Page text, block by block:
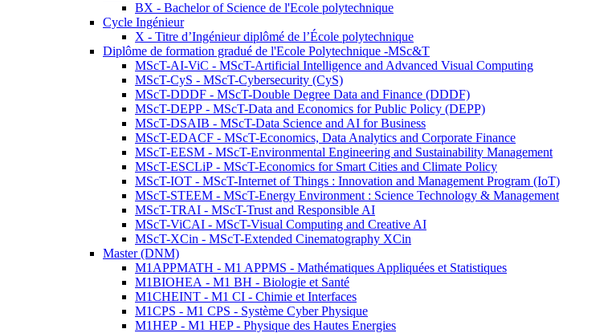
BX - Bachelor of Science de l'Ecole polytechnique
Cycle Ingénieur
X - Titre d’Ingénieur diplômé de l’École polytechnique
Diplôme de formation gradué de l'Ecole Polytechnique -MSc&T
MScT-AI-ViC - MScT-Artificial Intelligence and Advanced Visual Computing
MScT-CyS - MScT-Cybersecurity (CyS)
MScT-DDDF - MScT-Double Degree Data and Finance (DDDF)
MScT-DEPP - MScT-Data and Economics for Public Policy (DEPP)
MScT-DSAIB - MScT-Data Science and AI for Business
MScT-EDACF - MScT-Economics, Data Analytics and Corporate Finance
MScT-EESM - MScT-Environmental Engineering and Sustainability Management
MScT-ESCLiP - MScT-Economics for Smart Cities and Climate Policy
MScT-IOT - MScT-Internet of Things : Innovation and Management Program (IoT)
MScT-STEEM - MScT-Energy Environment : Science Technology & Management
MScT-TRAI - MScT-Trust and Responsible AI
MScT-ViCAI - MScT-Visual Computing and Creative AI
MScT-XCin - MScT-Extended Cinematography XCin
Master (DNM)
M1APPMATH - M1 APPMS - Mathématiques Appliquées et Statistiques
M1BIOHEA - M1 BH - Biologie et Santé
M1CHEINT - M1 CI - Chimie et Interfaces
M1CPS - M1 CPS - Système Cyber Physique
M1HEP - M1 HEP - Physique des Hautes Energies